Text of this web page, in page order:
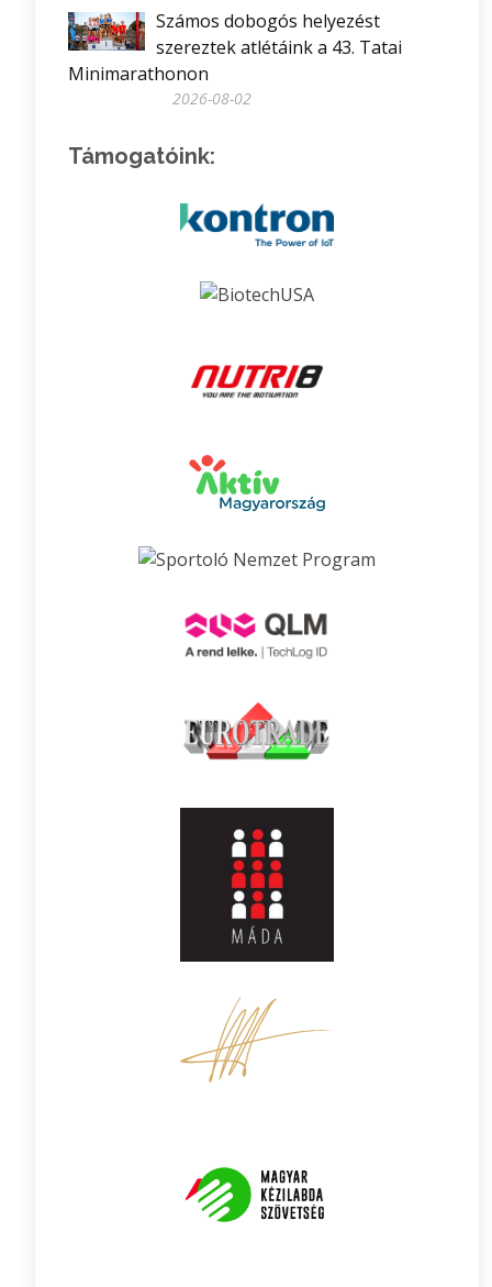
Számos dobogós helyezést
szereztek atlétáink a 43. Tatai
Minimarathonon
2026-08-02
Támogatóink: